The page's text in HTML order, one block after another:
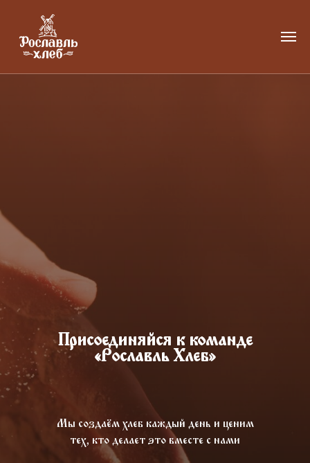
Присоединяйся к команде
«Рославль Хлеб»
Мы создаём хлеб каждый день и ценим
тех, кто делает это вместе с нами